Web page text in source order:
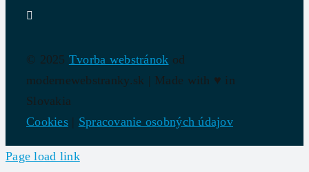
© 2025 Tvorba webstránok od
modernewebstranky.sk | Made with ♥ in
Slovakia
Cookies | Spracovanie osobných údajov
Page load link